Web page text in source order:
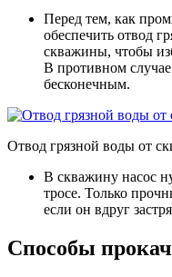
Перед тем, как
обеспечить отвод
скважины, чтобы
В противном
бесконечным.
Отвод грязной воды от
В скважину насос
тросе. Только
если он вдруг
Способы